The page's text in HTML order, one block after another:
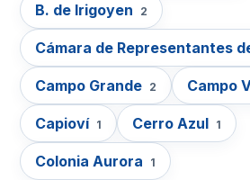
B. de Irigoyen 2
Cámara de Representantes
Campo Grande 2 Campo
Capioví 1 Cerro Azul 1
Colonia Aurora 1